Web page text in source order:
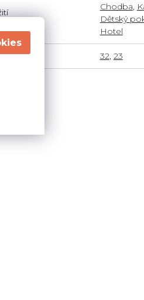
Chodba,
Dětský
Hotel
32, 23